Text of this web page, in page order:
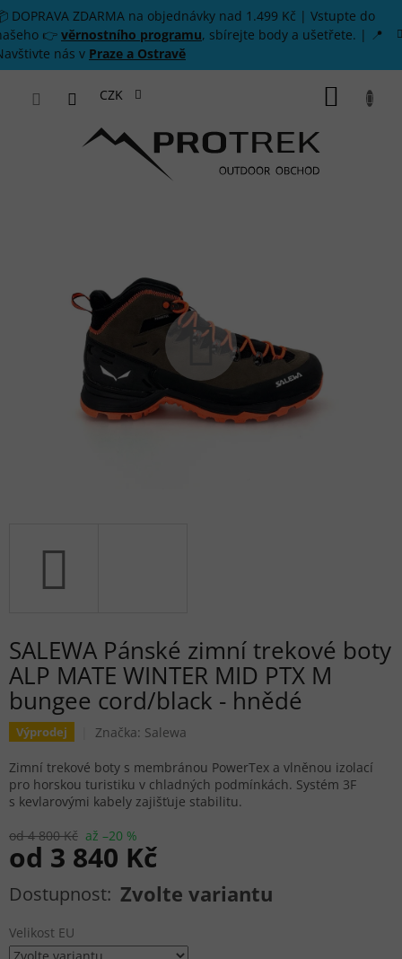
Přejít na obsah
DOPRAVA ZDARMA na objednávky nad 1.499 Kč | Vstupte do
👉 věrnostního programu, sbírejte body a ušetřete. | 📍
nás v Praze a Ostravě
CZK
SALEWA Pánské zimní trekové boty
ALP MATE WINTER MID PTX M
bungee cord/black - hnědé
Výprodej Značka: Salewa
od 4 800 Kč až –20 %
od 3 840 Kč
Měrná cena: Zvolte variantu
Velikost EU
Zimní trekové boty s membránou PowerTex a vlněnou izolací
pro horskou turistiku v chladných podmínkách. Systém 3F
s kevlarovými kabely zajišťuje stabilitu.